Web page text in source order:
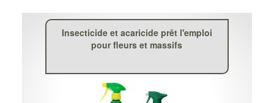
Insecticide et acaricide prêt l'emploi
pour fleurs et massifs